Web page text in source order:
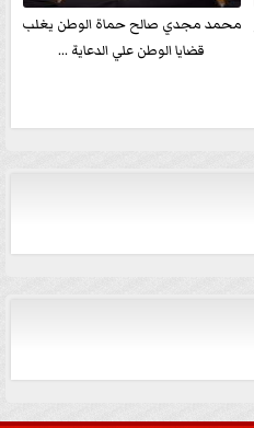
محمد مجدي صالح حماة الوطن يغلب
قضايا الوطن علي الدعاية ...